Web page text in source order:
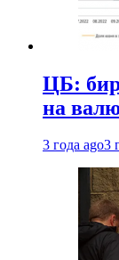
ЦБ:
на
3 года ago3